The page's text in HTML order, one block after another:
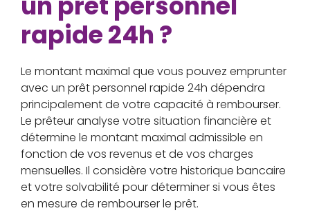
rapide 24h ?
Le montant maximal que vous pouvez emprunter
avec un prêt personnel rapide 24h dépendra
principalement de votre capacité à rembourser.
Le prêteur analyse votre situation financière et
détermine le montant maximal admissible en
fonction de vos revenus et de vos charges
mensuelles. Il considère votre historique bancaire
et votre solvabilité pour déterminer si vous êtes
en mesure de rembourser le prêt.